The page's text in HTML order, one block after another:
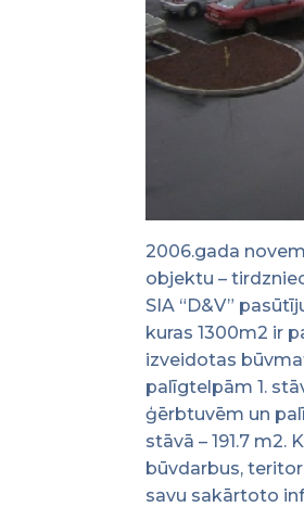
2006.gada
objektu –
SIA “D&V”
kuras 1300m2 ir
izveidotas
palīgtelpām 1.
ģērbtuvēm un
stāvā – 191.7
būvdarbus,
savu sakārtoto